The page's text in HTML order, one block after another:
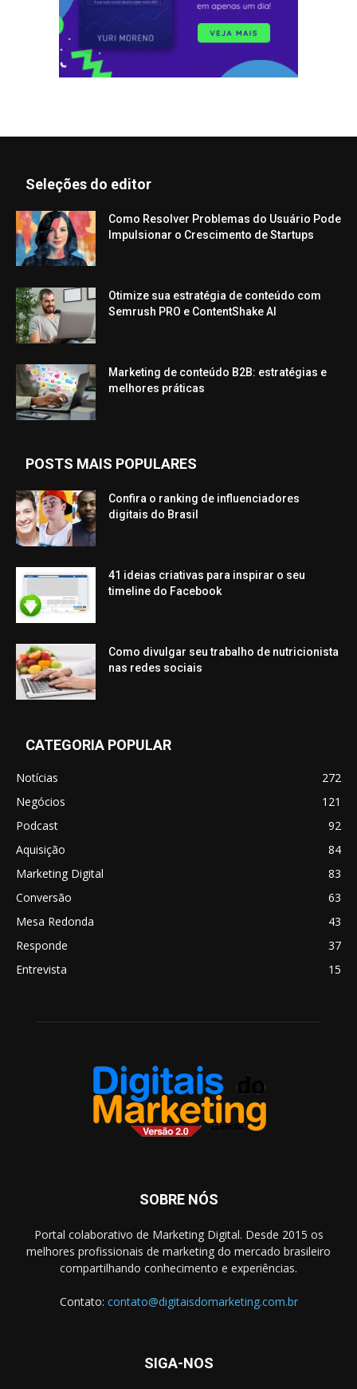
Seleções do editor
Como Resolver Problemas do Usuário Pode
Impulsionar o Crescimento de Startups
Otimize sua estratégia de conteúdo com
Semrush PRO e ContentShake AI
Marketing de conteúdo B2B: estratégias e
melhores práticas
POSTS MAIS POPULARES
Confira o ranking de influenciadores
digitais do Brasil
41 ideias criativas para inspirar o seu
timeline do Facebook
Como divulgar seu trabalho de nutricionista
nas redes sociais
CATEGORIA POPULAR
Notícias
272
Negócios
121
Podcast
92
Aquisição
84
Marketing Digital
83
Conversão
63
Mesa Redonda
43
Responde
37
Entrevista
15
SOBRE NÓS
Portal colaborativo de Marketing Digital. Desde 2015 os
melhores profissionais de marketing do mercado brasileiro
compartilhando conhecimento e experiências.
Contato: contato@digitaisdomarketing.com.br
SIGA-NOS